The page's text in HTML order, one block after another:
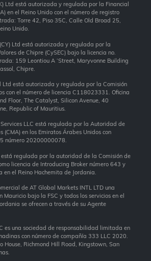
Ltd está autorizada y regulada por la Financial
en el Reino Unido con el número de registro
Torre 42, Piso 35C, Calle Old Broad 25,
Unido.
Ltd está autorizada y regulada por la
de Chipre (CySEC) bajo la licencia no.
159 Leontiou A ‘Street, Maryvonne Building
Chipre.
Ltd está autorizada y regulada por la Comisión
con el número de licencia C118023331. Oficina
Floor, The Catalyst, Silicon Avenue, 40
Republic of Mauritius.
Services LLC está regulada por la Autoridad de
(CMA) en los Emiratos Árabes Unidos con
número 20200000078.
está regulada por la autoridad de la Comisión de
licencia de Introducing Broker número 643 y
el Reino Hachemita de Jordania.
de AT Global Markets INTL LTD una
bajo la FSC y todos los servicios en el
se ofrecen a través de su Agente
es una sociedad de responsabilidad limitada en
con número de compañía 333 LLC 2020.
House, Richmond Hill Road, Kingstown, San